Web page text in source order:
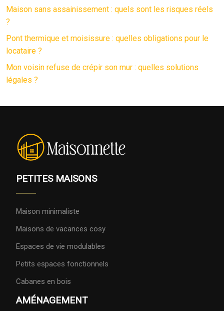
Maison sans assainissement : quels sont les risques réels
?
Pont thermique et moisissure : quelles obligations pour le
locataire ?
Mon voisin refuse de crépir son mur : quelles solutions
légales ?
PETITES MAISONS
Maison minimaliste
Maisons de vacances cosy
Espaces de vie modulables
Petits espaces fonctionnels
Cabanes en bois
AMÉNAGEMENT